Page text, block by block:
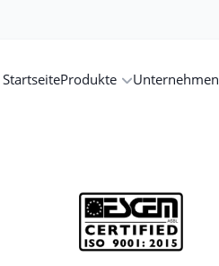
StartseiteProdukte Unternehmen